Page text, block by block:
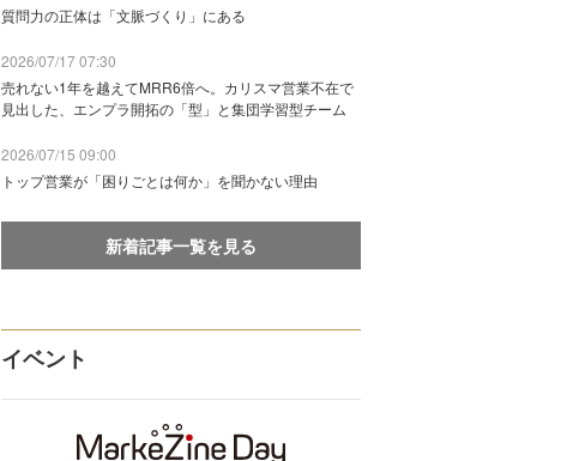
質問力の正体は「文脈づくり」にある
2026/07/17 07:30
売れない1年を越えてMRR6倍へ。カリスマ営業不在で
見出した、エンプラ開拓の「型」と集団学習型チーム
2026/07/15 09:00
トップ営業が「困りごとは何か」を聞かない理由
新着記事一覧を見る
イベント